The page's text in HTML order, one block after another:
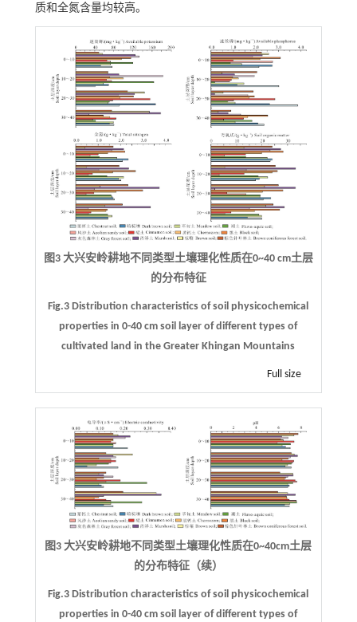
质和全氮含量均较高。
图3 大兴安岭耕地不同类型土壤理化性质在0~40 cm土层
的分布特征
Fig.3 Distribution characteristics of soil physicochemical
properties in 0-40 cm soil layer of different types of
cultivated land in the Greater Khingan Mountains
Full size
图3 大兴安岭耕地不同类型土壤理化性质在0~40cm土层
的分布特征（续）
Fig.3 Distribution characteristics of soil physicochemical
properties in 0-40 cm soil layer of different types of